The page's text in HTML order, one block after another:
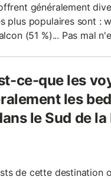
généralement
plus populaires sont :
(51 %)... Pas mal
ce-que les
les
le Sud de la
de cette destination